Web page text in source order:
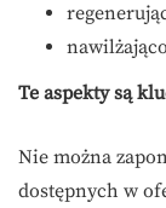
Te aspekty są
Nie można
dostępnych w